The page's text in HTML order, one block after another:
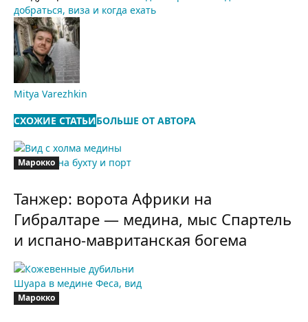
добраться, виза и когда ехать
Mitya Varezhkin
СХОЖИЕ СТАТЬИБОЛЬШЕ ОТ АВТОРА
Марокко
Танжер: ворота Африки на
Гибралтаре — медина, мыс Спартель
и испано-мавританская богема
Марокко